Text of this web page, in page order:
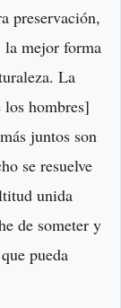
preservación,
la mejor forma
La
los hombres]
juntos son
se resuelve
unida
de someter y
pueda